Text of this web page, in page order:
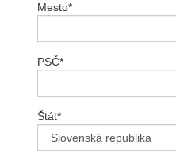
Mesto*
PSČ*
Štát*